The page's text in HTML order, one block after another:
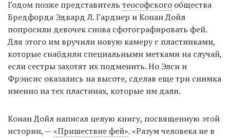
Годом позже представитель теософского общества
Бредфорда Эдвард Л. Гарднер и Конан Дойл
попросили девочек снова сфотографировать фей.
Для этого им вручили новую камеру с пластинками,
которые снабдили специальными метками на случай,
если сестры захотят их подменить. Но Элси и
Фрэнсис оказались на высоте, сделав еще три снимка
именно на тех пластинах, которые им дали.
Конан Дойл написал целую книгу, посвященную этой
истории, —«Пришествие фей». «Разум человека не в